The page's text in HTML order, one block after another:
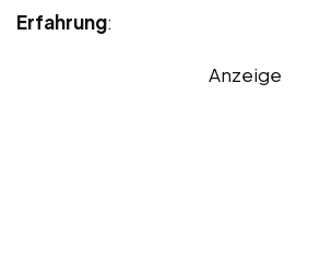
Erfahrung:
Anzeige